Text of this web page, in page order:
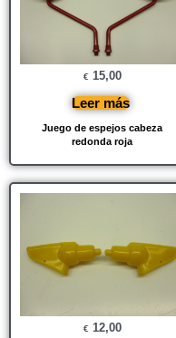
Juego de espejos cabeza
redonda roja
€ 15,00
Leer más
€ 12,00